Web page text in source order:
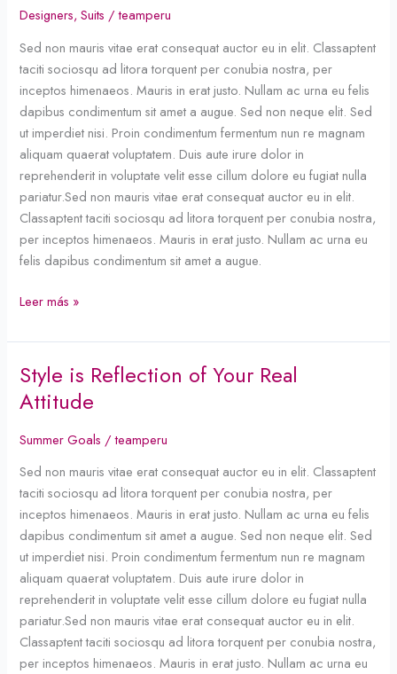
Designers,Suits /teamperu
Sed non mauris vitae erat consequat auctor eu in elit. Classaptent
taciti sociosqu ad litora torquent per conubia nostra, per
inceptos himenaeos. Mauris in erat justo. Nullam ac urna eu felis
dapibus condimentum sit amet a augue. Sed non neque elit. Sed
ut imperdiet nisi. Proin condimentum fermentum nun re magnam
aliquam quaerat voluptatem. Duis aute irure dolor in
reprehenderit in voluptate velit esse cillum dolore eu fugiat nulla
pariatur.Sed non mauris vitae erat consequat auctor eu in elit.
Classaptent taciti sociosqu ad litora torquent per conubia nostra,
per inceptos himenaeos. Mauris in erat justo. Nullam ac urna eu
felis dapibus condimentum sit amet a augue.
–
Pure
Simplicity
Leer más »
Style is Reflection of Your Real
Attitude
Summer Goals /teamperu
Sed non mauris vitae erat consequat auctor eu in elit. Classaptent
taciti sociosqu ad litora torquent per conubia nostra, per
inceptos himenaeos. Mauris in erat justo. Nullam ac urna eu felis
dapibus condimentum sit amet a augue. Sed non neque elit. Sed
ut imperdiet nisi. Proin condimentum fermentum nun re magnam
aliquam quaerat voluptatem. Duis aute irure dolor in
reprehenderit in voluptate velit esse cillum dolore eu fugiat nulla
pariatur.Sed non mauris vitae erat consequat auctor eu in elit.
Classaptent taciti sociosqu ad litora torquent per conubia nostra,
per inceptos himenaeos. Mauris in erat justo. Nullam ac urna eu
Style
is
Reflection
of
Real
Attitude